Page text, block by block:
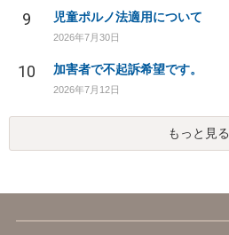
9 児童ポルノ法適用について
2026年7月30日
10 加害者で不起訴希望です。
2026年7月12日
もっと見る